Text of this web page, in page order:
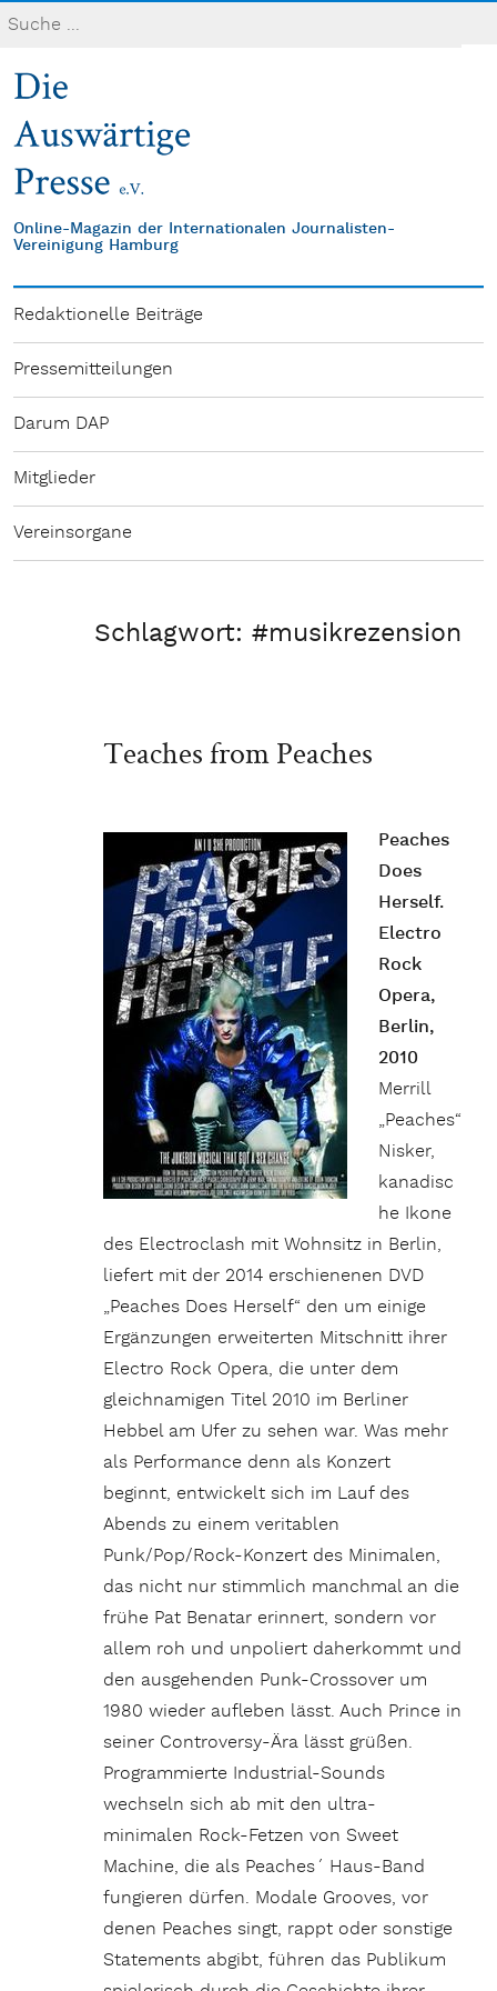
Online-Magazin der Internationalen Journalisten-
Vereinigung Hamburg
Redaktionelle Beiträge
Pressemitteilungen
Darum DAP
Mitglieder
Vereinsorgane
Schlagwort:#musikrezension
Teaches from Peaches
Peaches
Does
Herself.
Electro
Rock
Opera,
Berlin,
2010
Merrill
„Peaches“
Nisker,
kanadisc
he Ikone
des Electroclash mit Wohnsitz in Berlin,
liefert mit der 2014 erschienenen DVD
„Peaches Does Herself“ den um einige
Ergänzungen erweiterten Mitschnitt ihrer
Electro Rock Opera, die unter dem
gleichnamigen Titel 2010 im Berliner
Hebbel am Ufer zu sehen war. Was mehr
als Performance denn als Konzert
beginnt, entwickelt sich im Lauf des
Abends zu einem veritablen
Punk/Pop/Rock-Konzert des Minimalen,
das nicht nur stimmlich manchmal an die
frühe Pat Benatar erinnert, sondern vor
allem roh und unpoliert daherkommt und
den ausgehenden Punk-Crossover um
1980 wieder aufleben lässt. Auch Prince in
seiner Controversy-Ära lässt grüßen.
Programmierte Industrial-Sounds
wechseln sich ab mit den ultra-
minimalen Rock-Fetzen von Sweet
Machine, die als Peaches´ Haus-Band
fungieren dürfen. Modale Grooves, vor
denen Peaches singt, rappt oder sonstige
Statements abgibt, führen das Publikum